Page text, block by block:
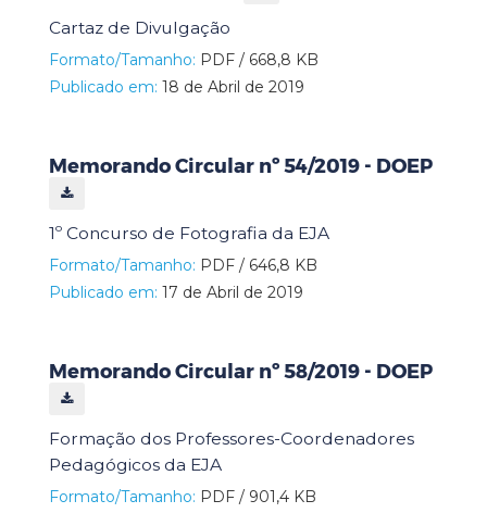
Cartaz de Divulgação
Formato/Tamanho: PDF / 668,8 KB
Publicado em: 18 de Abril de 2019
Memorando Circular nº 54/2019 - DOEP
1º Concurso de Fotografia da EJA
Formato/Tamanho: PDF / 646,8 KB
Publicado em: 17 de Abril de 2019
Memorando Circular nº 58/2019 - DOEP
Formação dos Professores-Coordenadores
Pedagógicos da EJA
Formato/Tamanho: PDF / 901,4 KB